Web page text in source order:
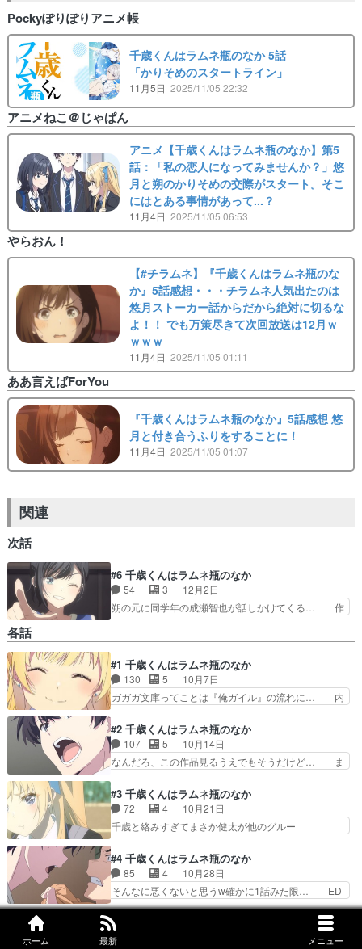
ホーム 最新 メニュー
Pockyぽりぽりアニメ帳
千歳くんはラムネ瓶のなか 5話
「かりそめのスタートライン」
11月5日 2025/11/05 22:32
アニメねこ＠じゃぱん
アニメ【千歳くんはラムネ瓶のなか】第5
話：「私の恋人になってみませんか？」悠
月と朔のかりそめの交際がスタート。そこ
にはとある事情があって...？
11月4日 2025/11/05 06:53
やらおん！
【#チラムネ】『千歳くんはラムネ瓶のな
か』5話感想・・・チラムネ人気出たのは
悠月ストーカー話からだから絶対に切るな
よ！！ でも万策尽きて次回放送は12月ｗ
ｗｗｗ
11月4日 2025/11/05 01:11
ああ言えばForYou
『千歳くんはラムネ瓶のなか』5話感想 悠
月と付き合うふりをすることに！
11月4日 2025/11/05 01:07
関連
次話
#6 千歳くんはラムネ瓶のなか
54 3
12月2日
朔の元に同学年の成瀬智也が話しかけてくる… 作
に見てもやっぱり共感出来そうもな… 約1ヶ月の
有給休暇明け再開バッシュのパク… OPの作画を
観た時は「え？」って思っちゃ… 赤面してる明日
姉可愛い安済知佳さん演じる… 美咲ちゃん先生は
日笠陽子さんか〜！？CV… 二人は良い人だな…
夕湖と優空可愛い悠月は…
各話
#1 千歳くんはラムネ瓶のなか
130 5
10月7日
ガガガ文庫ってことは『俺ガイル』の流れに… 内
っと、何なんですかコレ？良い奴かどう… とりあ
えずヒロインの声優が豪華で一人一人… こんな高
校生活があったのかもしれない、架… これ原作人
気あるし我慢してたら楽しめるよ… 絵は基本的に
雄士／feel.作品（面… どことなく懐かしさを感じ
るのは青春がテー… 青春って事ですかね。キャラ
の関係性は築か…
#2 千歳くんはラムネ瓶のなか
107 5
10月14日
なんだろ、この作品見るうえでもそうだけど… ま
呼ばれるようになったのもすごい。夕湖… 一部で
このアニメが否定されてるらしいけど… 終始強引
なアプローチでスマートさに欠ける… 強者だから
こそ出来る力業な解決方法という… 千歳くんが善
ーじゃないんすよねぇ…山あ… 主人公がやっぱり
駄目だ、上手くいったけれ… 千歳くん、言動は腹
立つところあるけど悪い…
#3 千歳くんはラムネ瓶のなか
72 4
10月21日
千歳と絡みすぎてまさか健太が他のグルー
ず… よりの感想になります夕湖ちゃん可愛い､
は… 朔達と過ごす中で健太は減量に成功したり
髪… 自分を誇れるかどうかってところはちょっ
と… まぁ、ワイも今んところ酷評してるけどた
だ… でも陽の言う健太を信頼するべきというの
は… おい、4話からは主人公とヒロインの浅い
し… おはようございます♪(繰り返し見るとよ
#4 千歳くんはラムネ瓶のなか
85 4
10月28日
そんなに悪くないと思うw確かに1話みた限… ED
曲が流れる中で主人公から語られるポエ… 健太く
んほんとに頑張ったんだな、努力した… 話の筋は
好きなんだけど、話してる内容が「… 原作1巻あ
#5 千歳くんはラムネ瓶のなか